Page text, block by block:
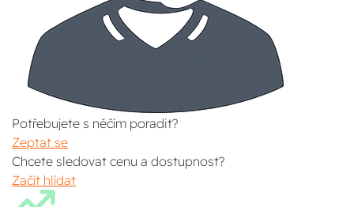
Potřebujete s něčím poradit?
Zeptat se
Chcete sledovat cenu a dostupnost?
Začít hlídat